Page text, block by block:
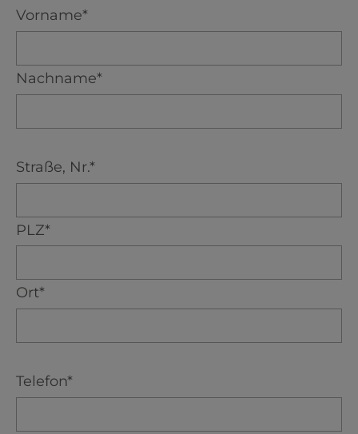
Vorname*
Nachname*
Straße, Nr.*
PLZ*
Ort*
Telefon*